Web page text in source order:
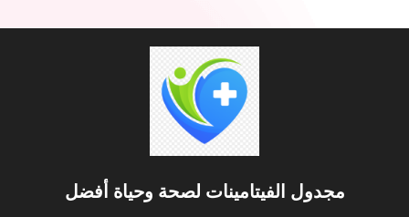
مجدول الفيتامينات لصحة وحياة أفضل